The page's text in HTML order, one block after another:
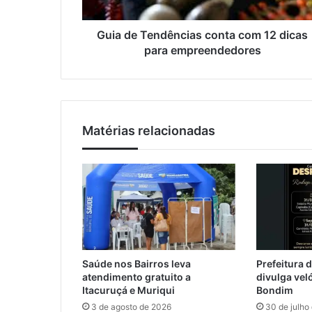
o
m
l
n
c
c
o
n
a
c
o
m
1
2
d
i
Guia de Tendências conta com 12 dicas
para empreendedores
Matérias relacionadas
Saúde nos Bairros leva
atendimento gratuito a
Itacuruçá e Muriqui
3 de agosto de 2026
Prefeitura
divulga
Bondim
30 de julho